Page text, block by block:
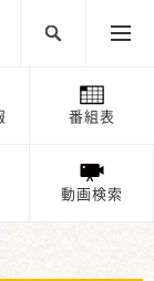
番組表
動画検索